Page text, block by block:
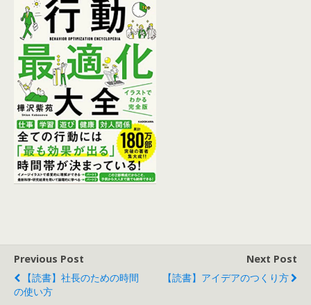
Previous Post
【読書】社長のための時間
の使い方
Next Post
【読書】アイデアのつくり方